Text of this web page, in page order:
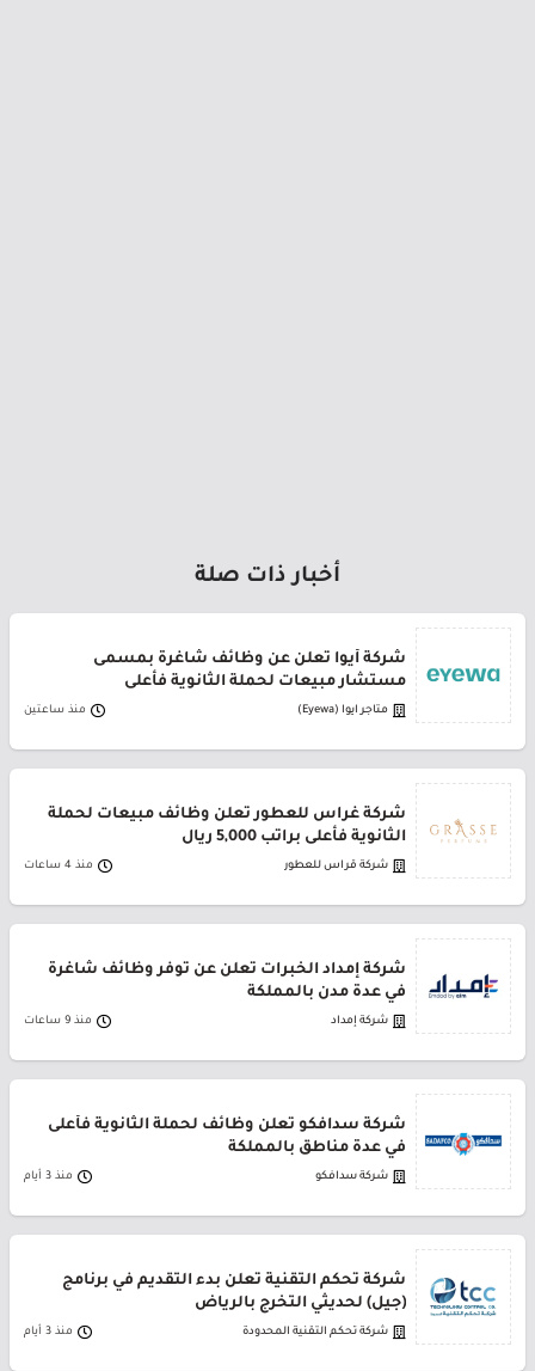
أخبار ذات صلة
شركة أيوا تعلن عن وظائف شاغرة بمسمى
مستشار مبيعات لحملة الثانوية فأعلى
متاجر ايوا (Eyewa) منذ ساعتين
شركة غراس للعطور تعلن وظائف مبيعات لحملة
الثانوية فأعلى براتب 5,000 ريال
شركة قراس للعطور منذ 4 ساعات
شركة إمداد الخبرات تعلن عن توفر وظائف شاغرة
في عدة مدن بالمملكة
شركة إمداد منذ 9 ساعات
شركة سدافكو تعلن وظائف لحملة الثانوية فأعلى
في عدة مناطق بالمملكة
شركة سدافكو منذ 3 أيام
شركة تحكم التقنية تعلن بدء التقديم في برنامج
(جيل) لحديثي التخرج بالرياض
شركة تحكم التقنية المحدودة منذ 3 أيام